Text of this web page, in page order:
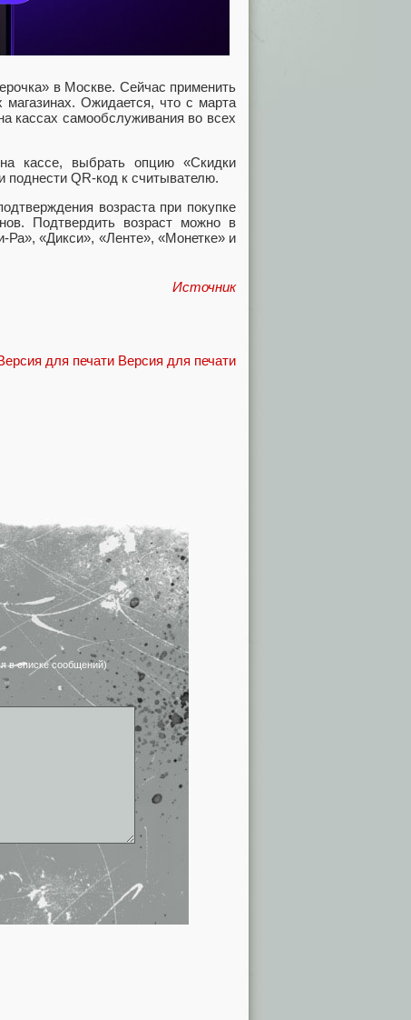
в Москве. Сейчас применить
Ожидается, что с марта
кассах самообслуживания во всех
кассе, выбрать опцию «Скидки
QR-код к считывателю.
возраста при покупке
Подтвердить возраст можно в
Ра», «Дикси», «Ленте», «Монетке» и
Источник
Версия для печати
в списке сообщений)